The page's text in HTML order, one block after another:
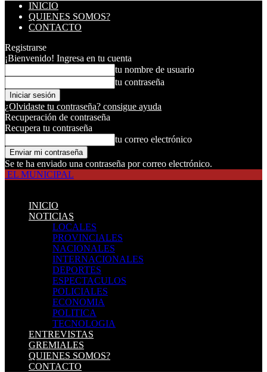
INICIO
QUIENES SOMOS?
CONTACTO
Registrarse
¡Bienvenido! Ingresa en tu cuenta
tu nombre de usuario
tu contraseña
¿Olvidaste tu contraseña? consigue ayuda
Recuperación de contraseña
Recupera tu contraseña
tu correo electrónico
Se te ha enviado una contraseña por correo electrónico.
EL MUNICIPAL
INICIO
NOTICIAS
LOCALES
PROVINCIALES
NACIONALES
INTERNACIONALES
DEPORTES
ESPECTACULOS
POLICIALES
ECONOMIA
POLITICA
TECNOLOGIA
ENTREVISTAS
GREMIALES
QUIENES SOMOS?
CONTACTO